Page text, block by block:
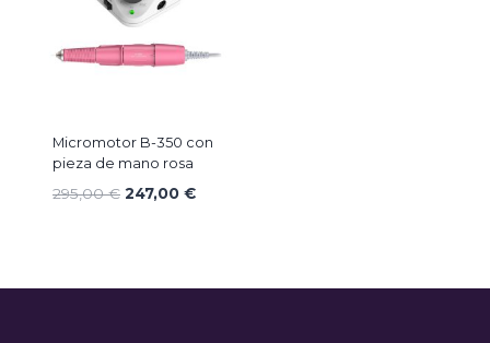
Micromotor B-350 con
pieza de mano rosa
295,00€ El
247,00 €El